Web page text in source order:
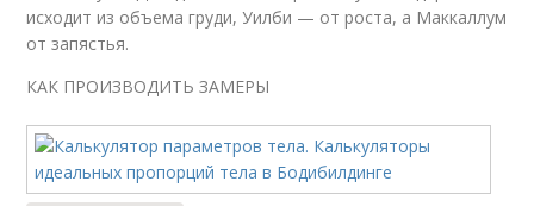
исходит из объема груди, Уилби — от роста, а Маккаллум
от запястья.
КАК ПРОИЗВОДИТЬ ЗАМЕРЫ